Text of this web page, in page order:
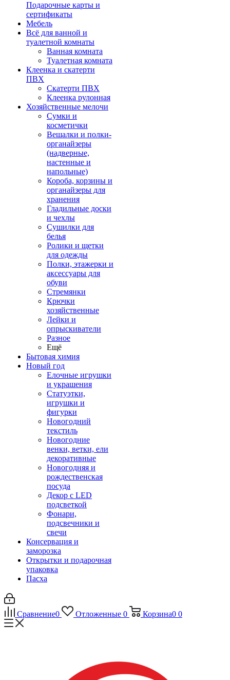
Подарочные карты и
сертификаты
Мебель
Всё для ванной и
туалетной комнаты
Ванная комната
Туалетная комната
Клеенка и скатерти
ПВХ
Скатерти ПВХ
Клеенка рулонная
Хозяйственные мелочи
Сумки и
косметички
Вешалки и полки-
органайзеры
(надверные,
настенные и
напольные)
Короба, корзины и
органайзеры для
хранения
Гладильные доски
и чехлы
Сушилки для
белья
Ролики и щетки
для одежды
Полки, этажерки и
аксессуары для
обуви
Стремянки
Крючки
хозяйственные
Лейки и
опрыскиватели
Разное
Ещё
Бытовая химия
Новый год
Елочные игрушки
и украшения
Статуэтки,
игрушки и
фигурки
Новогодний
текстиль
Новогодние
венки, ветки, ели
декоративные
Новогодняя и
рождественская
посуда
Декор с LED
подсветкой
Фонари,
подсвечники и
свечи
Консервация и
заморозка
Открытки и подарочная
упаковка
Пасха
Сравнение0 Отложенные 0 Корзина0 0